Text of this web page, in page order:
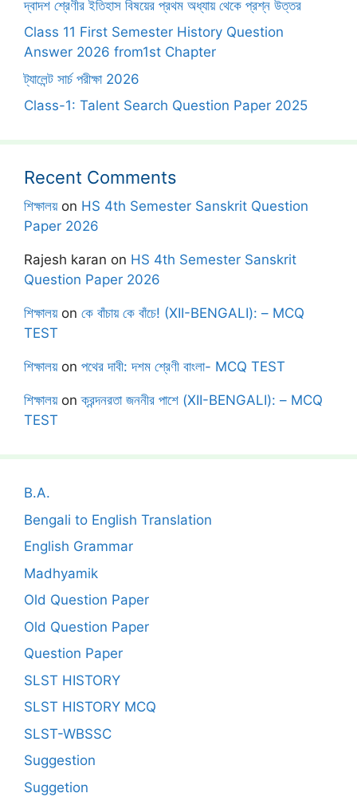
দ্বাদশ শ্রেণীর ইতিহাস বিষয়ের প্রথম অধ্যায় থেকে প্রশ্ন উত্তর
Class 11 First Semester History Question
Answer 2026 from1st Chapter
ট্যালেন্ট সার্চ পরীক্ষা 2026
Class-1: Talent Search Question Paper 2025
Recent Comments
শিক্ষালয়on HS 4th Semester Sanskrit Question
Paper 2026
Rajesh karan on HS 4th Semester Sanskrit
Question Paper 2026
শিক্ষালয়on কে বাঁচায় কে বাঁচে! (XII-BENGALI): – MCQ
TEST
শিক্ষালয়on পথের দাবী: দশম শ্রেণী বাংলা- MCQ TEST
শিক্ষালয়onক্রন্দনরতা জননীর পাশে (XII-BENGALI): – MCQ
TEST
B.A.
Bengali to English Translation
English Grammar
Madhyamik
Old Question Paper
Old Question Paper
Question Paper
SLST HISTORY
SLST HISTORY MCQ
SLST-WBSSC
Suggestion
Suggetion